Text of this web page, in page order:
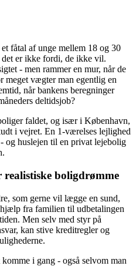
fåtal af unge mellem 18 og 30
det er ikke fordi, de ikke vil.
- men rammer en mur, når de
meget vægter man egentlig en
når bankens beregninger
deltidsjob?
faldet, og især i København,
i vejret. En 1-værelses lejlighed
og huslejen til en privat lejebolig
boligdrømme
som gerne vil lægge en sund,
fra familien til udbetalingen
Men selv med styr på
kan stive kreditregler og
i gang - også selvom man